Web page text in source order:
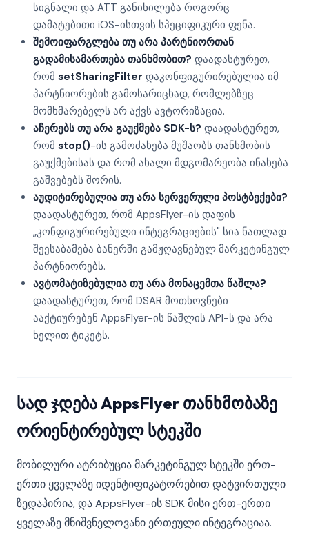
სიგნალი და ATT განიხილება როგორც
დამატებითი iOS-ისთვის სპეციფიკური ფენა.
შემოიფარგლება თუ არა პარტნიორთან
გადამისამართება თანხმობით? დაადასტურეთ,
რომ setSharingFilter დაკონფიგურირებულია იმ
პარტნიორების გამოსარიცხად, რომლებზეც
მომხმარებელს არ აქვს ავტორიზაცია.
აჩერებს თუ არა გაუქმება SDK-ს? დაადასტურეთ,
რომ stop()-ის გამოძახება მუშაობს თანხმობის
გაუქმებისას და რომ ახალი მდგომარეობა ინახება
გაშვებებს შორის.
აუდიტირებულია თუ არა სერვერული პოსტბექები?
დაადასტურეთ, რომ AppsFlyer-ის დაფის
„კონფიგურირებული ინტეგრაციების" სია ნათლად
შეესაბამება ბანერში გამჟღავნებულ მარკეტინგულ
პარტნიორებს.
ავტომატიზებულია თუ არა მონაცემთა წაშლა?
დაადასტურეთ, რომ DSAR მოთხოვნები
ააქტიურებენ AppsFlyer-ის წაშლის API-ს და არა
ხელით ტიკეტს.
სად ჯდება AppsFlyer თანხმობაზე
ორიენტირებულ სტეკში
მობილური ატრიბუცია მარკეტინგულ სტეკში ერთ-
ერთი ყველაზე იდენტიფიკატორებით დატვირთული
ზედაპირია, და AppsFlyer-ის SDK მისი ერთ-ერთი
ყველაზე მნიშვნელოვანი ერთეული ინტეგრაციაა.